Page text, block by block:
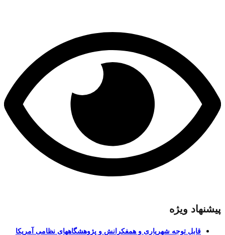
پیشنهاد ویژه
قابل توجه شهریاری و همفکرانش و پژوهشگاههای نظامی آمریکا